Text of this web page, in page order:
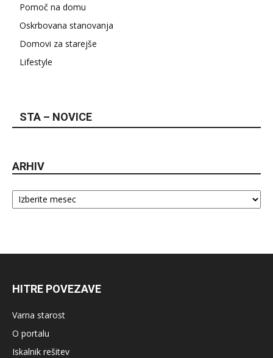
Pomoč na domu
Oskrbovana stanovanja
Domovi za starejše
Lifestyle
STA – NOVICE
ARHIV
Arhiv
HITRE POVEZAVE
Varna starost
O portalu
Iskalnik rešitev